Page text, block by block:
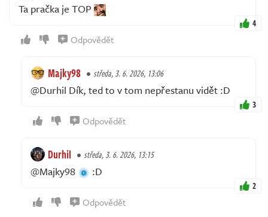
Ta pračka je TOP
4
Odpovědět
Majky98 středa, 3. 6. 2026, 13:06
@Durhil Dík, ted to v tom nepřestanu vidět :D
3
Odpovědět
Durhil středa, 3. 6. 2026, 13:15
@Majky98 :D
2
Odpovědět